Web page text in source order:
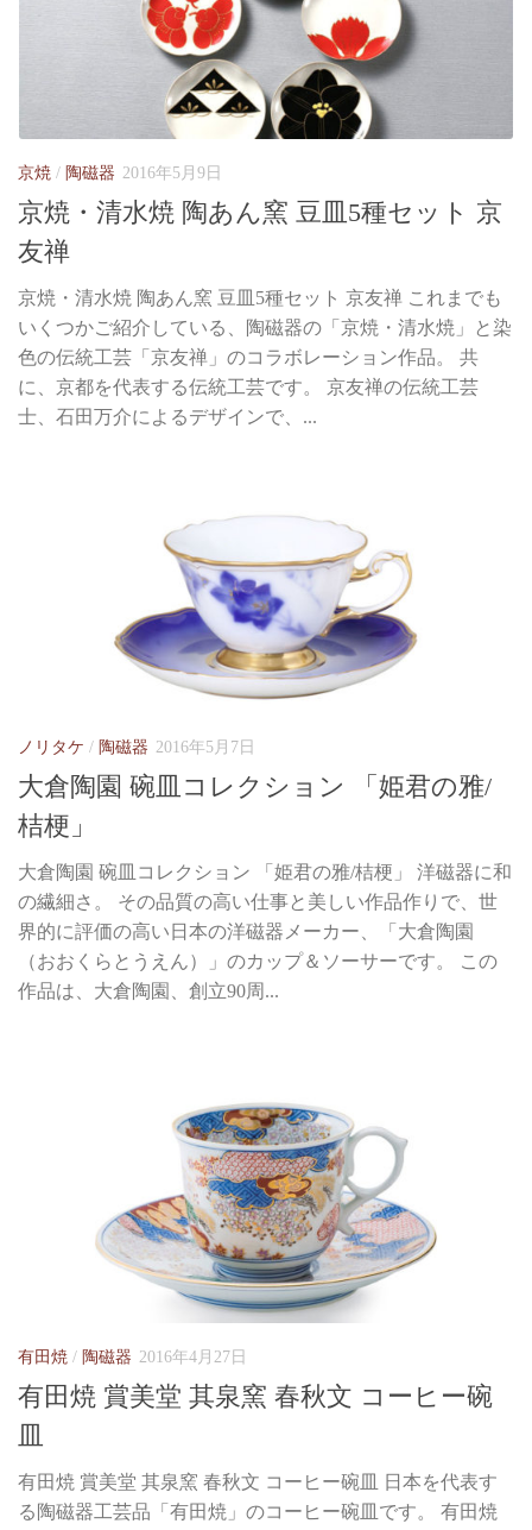
京焼 / 陶磁器 2016年5月9日
京焼・清水焼 陶あん窯 豆皿5種セット 京
友禅
京焼・清水焼 陶あん窯 豆皿5種セット 京友禅 これまでも
いくつかご紹介している、陶磁器の「京焼・清水焼」と染
色の伝統工芸「京友禅」のコラボレーション作品。 共
に、京都を代表する伝統工芸です。 京友禅の伝統工芸
士、石田万介によるデザインで、...
ノリタケ / 陶磁器 2016年5月7日
大倉陶園 碗皿コレクション 「姫君の雅/
桔梗」
大倉陶園 碗皿コレクション 「姫君の雅/桔梗」 洋磁器に和
の繊細さ。 その品質の高い仕事と美しい作品作りで、世
界的に評価の高い日本の洋磁器メーカー、「大倉陶園
（おおくらとうえん）」のカップ＆ソーサーです。 この
作品は、大倉陶園、創立90周...
有田焼 / 陶磁器 2016年4月27日
有田焼 賞美堂 其泉窯 春秋文 コーヒー碗
皿
有田焼 賞美堂 其泉窯 春秋文 コーヒー碗皿 日本を代表す
る陶磁器工芸品「有田焼」のコーヒー碗皿です。 有田焼